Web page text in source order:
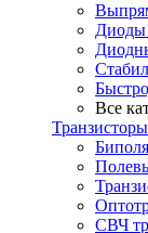
Все
Транзисторы
СВЧ